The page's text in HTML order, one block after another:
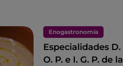
Enogastronomía
Especialidades D.
O. P. e I. G. P. de la